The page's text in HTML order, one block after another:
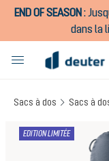
principal
END OF SEASON:
dans la
Sacs à dos Sacs à
EDITION LIMITÉE